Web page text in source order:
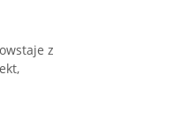
z